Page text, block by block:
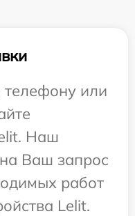
или
Наш
на Ваш запрос
работ
Lelit.